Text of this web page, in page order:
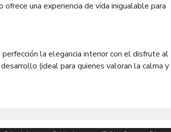
una experiencia de vida inigualable para
la elegancia interior con el disfrute al
(ideal para quienes valoran la calma y
absoluta.